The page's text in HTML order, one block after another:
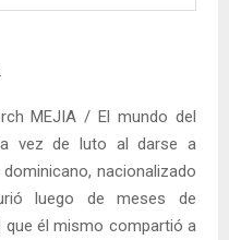
MEJIA / El mundo del
vez de luto al darse a
nacionalizado
luego de meses de
él mismo compartió a